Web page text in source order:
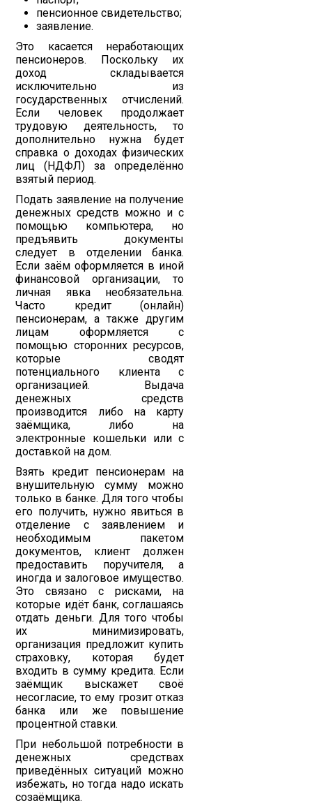
пенсионное свидетельство;
заявление.
Это касается неработающих
пенсионеров. Поскольку их
доход складывается
исключительно из
государственных отчислений.
Если человек продолжает
трудовую деятельность, то
дополнительно нужна будет
справка о доходах физических
лиц (НДФЛ) за определённо
взятый период.
Подать заявление на получение
денежных средств можно и с
помощью компьютера, но
предъявить документы
следует в отделении банка.
Если заём оформляется в иной
финансовой организации, то
личная явка необязательна.
Часто кредит (онлайн)
пенсионерам, а также другим
лицам оформляется с
помощью сторонних ресурсов,
которые сводят
потенциального клиента с
организацией. Выдача
денежных средств
производится либо на карту
заёмщика, либо на
электронные кошельки или с
доставкой на дом.
Взять кредит пенсионерам на
внушительную сумму можно
только в банке. Для того чтобы
его получить, нужно явиться в
отделение с заявлением и
необходимым пакетом
документов, клиент должен
предоставить поручителя, а
иногда и залоговое имущество.
Это связано с рисками, на
которые идёт банк, соглашаясь
отдать деньги. Для того чтобы
их минимизировать,
организация предложит купить
страховку, которая будет
входить в сумму кредита. Если
заёмщик выскажет своё
несогласие, то ему грозит отказ
банка или же повышение
процентной ставки.
При небольшой потребности в
денежных средствах
приведённых ситуаций можно
избежать, но тогда надо искать
созаёмщика.